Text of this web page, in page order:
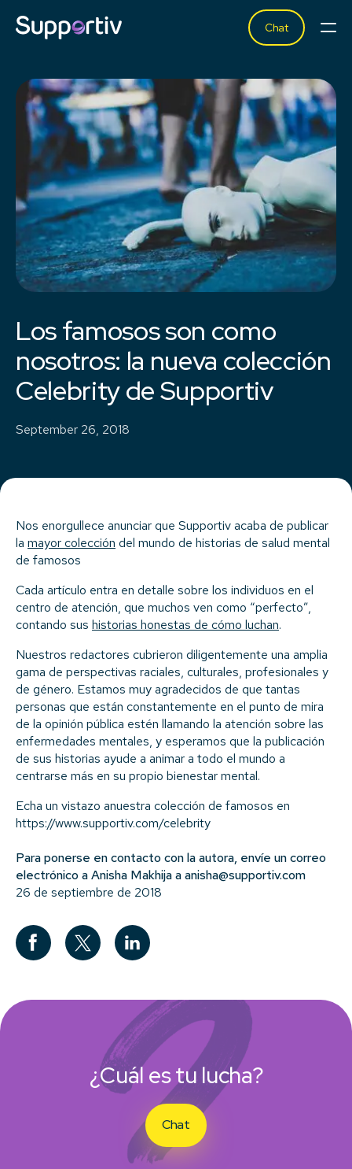
Chat
Los famosos son como
nosotros: la nueva colección
Celebrity de Supportiv
September 26, 2018
¿Cuál es tu lucha?
Chat
Nos enorgullece anunciar que Supportiv acaba de publicar
la mayor colección del mundo de historias de salud mental
de famosos
Cada artículo entra en detalle sobre los individuos en el
centro de atención, que muchos ven como “perfecto”,
contando sus historias honestas de cómo luchan.
Nuestros redactores cubrieron diligentemente una amplia
gama de perspectivas raciales, culturales, profesionales y
de género. Estamos muy agradecidos de que tantas
personas que están constantemente en el punto de mira
de la opinión pública estén llamando la atención sobre las
enfermedades mentales, y esperamos que la publicación
de sus historias ayude a animar a todo el mundo a
centrarse más en su propio bienestar mental.
Echa un vistazo anuestra colección de famosos en
https://www.supportiv.com/celebrity
Para ponerse en contacto con la autora, envíe un correo
electrónico a Anisha Makhija a anisha@supportiv.com
26 de septiembre de 2018